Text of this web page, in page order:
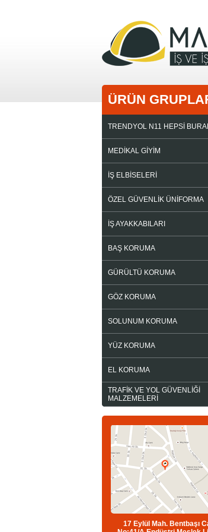
ÜRÜN
TRENDYOL N11 HEPSİ
MEDİKAL GİYİM
İŞ ELBİSELERİ
ÖZEL GÜVENLİK ÜNİFORMA
İŞ AYAKKABILARI
BAŞ KORUMA
GÜRÜLTÜ KORUMA
GÖZ KORUMA
SOLUNUM KORUMA
YÜZ KORUMA
EL KORUMA
TRAFİK VE YOL GÜVENLİĞİ
MALZEMELERİ
17 Eylül Mah. Bentbaşı